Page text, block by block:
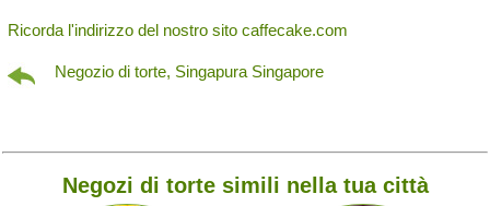
Ricorda l'indirizzo del nostro sito caffecake.com
Negozio di torte, Singapura Singapore
Negozi di torte simili nella tua città